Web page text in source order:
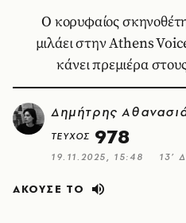
Ο κορυφαίος
μιλάει στην Athens
κάνει πρεμιέρα
Δημήτρης
ΤΕΥΧΟΣ 978
19.11.2025, 15:48 13’
ΑΚΟΥΣΕ ΤΟ